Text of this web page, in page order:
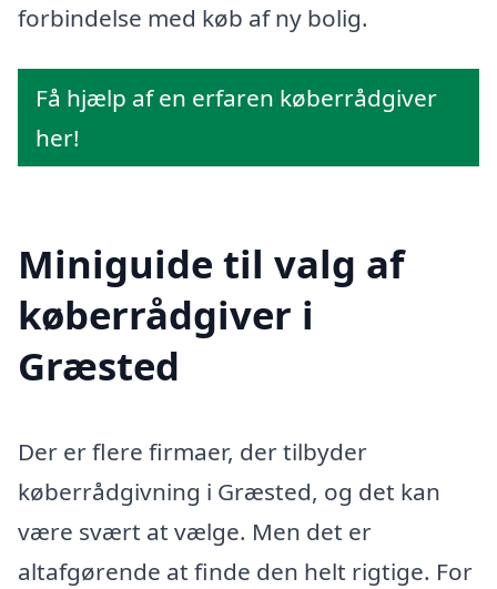
forbindelse med køb af ny bolig.
Få hjælp af en erfaren køberrådgiver
her!
Miniguide til valg af
køberrådgiver i
Græsted
Der er flere firmaer, der tilbyder
køberrådgivning i Græsted, og det kan
være svært at vælge. Men det er
altafgørende at finde den helt rigtige. For